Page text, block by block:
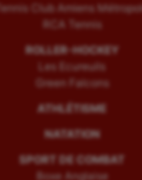
Tennis Club Amiens
RCA Tennis
ROLLER-HOCKEY
Les Ecureuils
Green Falcons
ATHLÉTISME
NATATION
SPORT DE COMBAT
Boxe Anglaise